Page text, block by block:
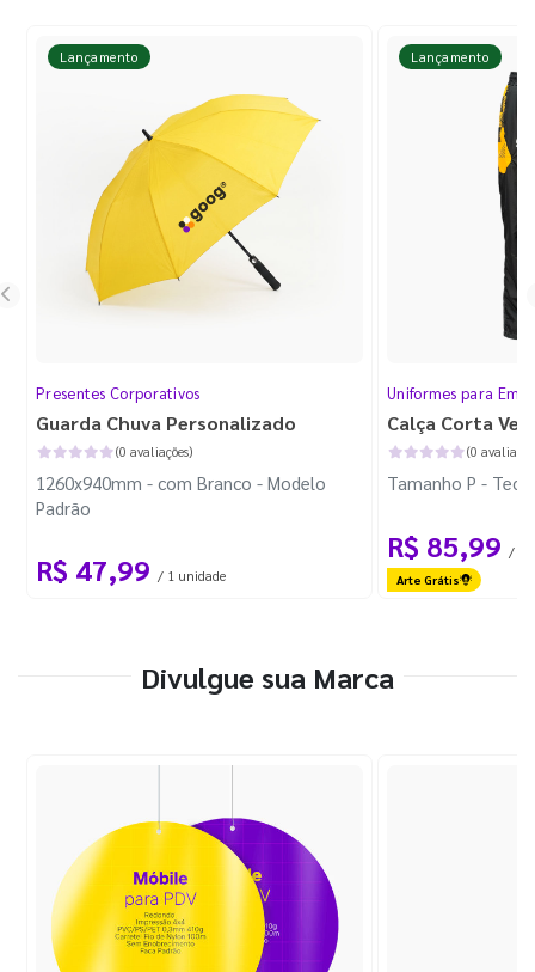
Lançamento
Presentes Corporativos
Guarda Chuva Personalizado
(0 avaliações)
1260x940mm - com Branco - Modelo
Padrão
R$ 47,99 / 1 unidade
Lançamento
Uniformes para
Calça Corta
(0
Tamanho P -
R$ 85,99 / 1
Arte Grátis
Divulgue sua Marca